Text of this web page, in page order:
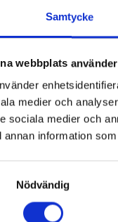
Samtycke
webbplats
medier och
sociala medier och
annan information
Nödvändig
Fraichen
500g